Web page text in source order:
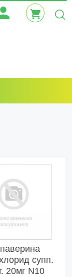
супп.
20мг N10